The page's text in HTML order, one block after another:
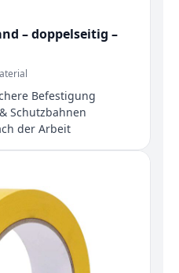
– doppelseitig –
Befestigung
Schutzbahnen
der Arbeit